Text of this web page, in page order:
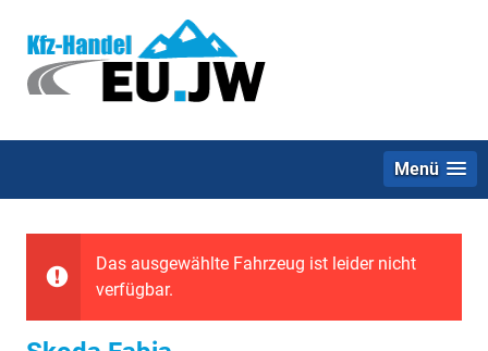
Menü
Das ausgewählte Fahrzeug ist leider nicht
verfügbar.